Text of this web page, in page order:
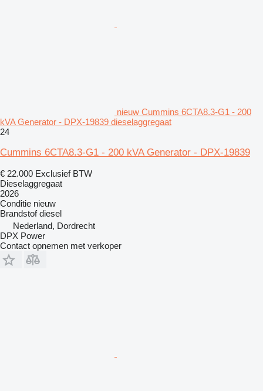
nieuw Cummins 6CTA8.3-G1 - 200
kVA Generator - DPX-19839 dieselaggregaat
24
Cummins 6CTA8.3-G1 - 200 kVA Generator - DPX-19839
€ 22.000 Exclusief BTW
Dieselaggregaat
2026
Conditie nieuw
Brandstof diesel
Nederland, Dordrecht
DPX Power
Contact opnemen met verkoper